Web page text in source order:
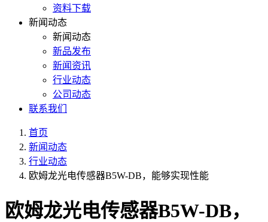
资料下载
新闻动态
新闻动态
新品发布
新闻资讯
行业动态
公司动态
联系我们
首页
新闻动态
行业动态
欧姆龙光电传感器B5W-DB，能够实现性能
欧姆龙光电传感器B5W-DB，